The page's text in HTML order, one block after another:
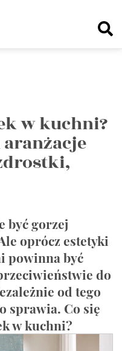
w kuchni?
być gorzej
oprócz estetyki
powinna być
do
od tego
sprawia. Co się
w kuchni?